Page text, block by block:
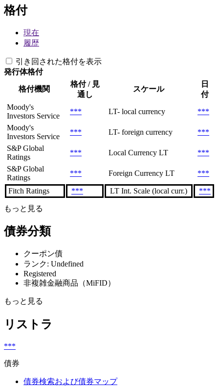
格付
現在
履歴
引き回された格付を表示
発行体格付
格付機関
格付 / 見
通し
スケール
日
付
Moody's
Investors Service
*** LT- local currency
***
Moody's
Investors Service
*** LT- foreign currency
***
S&P Global
Ratings
*** Local Currency LT
***
S&P Global
Ratings
*** Foreign Currency LT ***
Fitch Ratings *** LT Int. Scale (local curr.) ***
もっと見る
債券分類
クーポン債
ランク: Undefined
Registered
非複雑金融商品（MiFID）
もっと見る
リストラ
***
債券
債券検索および債券マップ